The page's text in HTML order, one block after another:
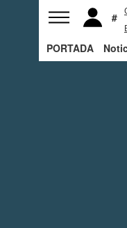
PORTADA